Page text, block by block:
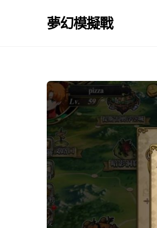
夢幻模擬戰